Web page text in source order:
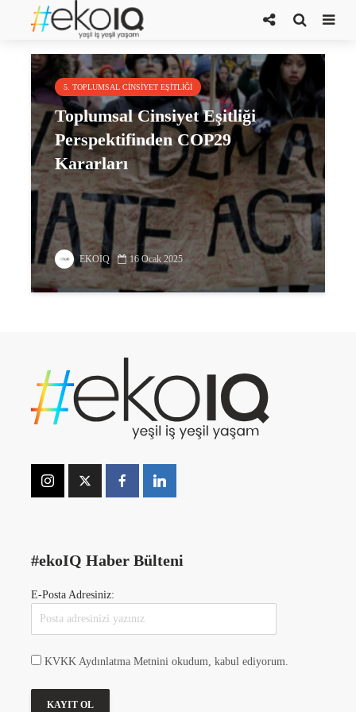
Toplumsal Cinsiyet Eylem Planı
5. TOPLUMSAL CINSIYET EŞITLIĞI
Toplumsal Cinsiyet Eşitliği
Perspektifinden COP29
Kararları
EKOIQ 16 Ocak 2025
#ekoIQ Haber Bülteni
E-Posta Adresiniz:
KVKK Aydınlatma Metnini okudum, kabul ediyorum.